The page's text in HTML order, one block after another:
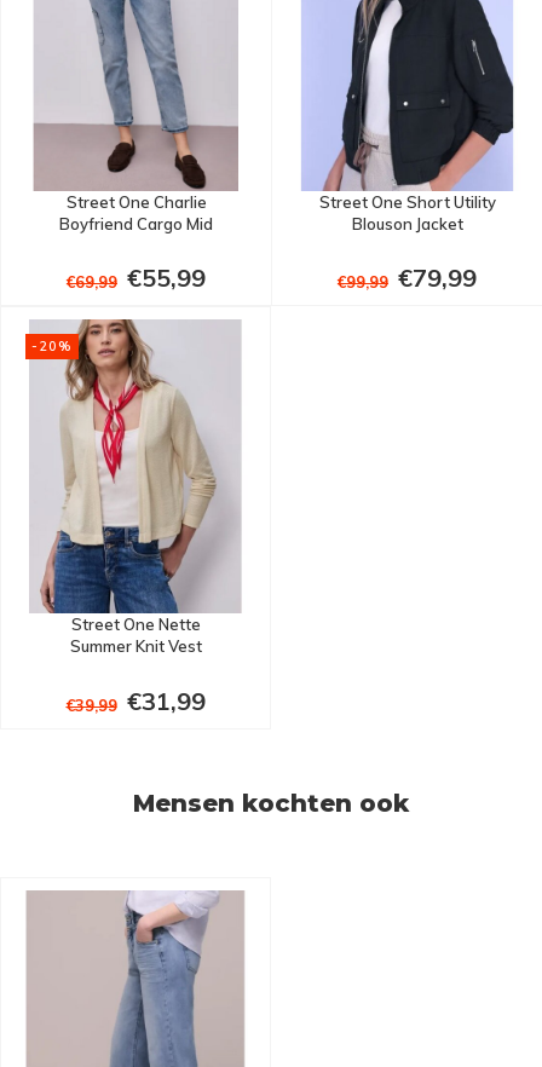
Street One Charlie
Boyfriend Cargo Mid
€69,99 €55,99
Street One Short Utility
Blouson Jacket
€99,99 €79,99
-20%
Street One Nette
Summer Knit Vest
€39,99 €31,99
Mensen kochten ook